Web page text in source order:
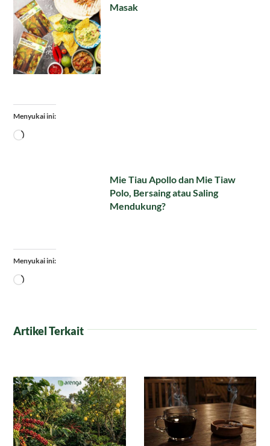
Masak
Menyukai ini:
Memuat...
Mie Tiau Apollo dan Mie Tiaw
Polo, Bersaing atau Saling
Mendukung?
Menyukai ini:
Memuat...
Artikel Terkait